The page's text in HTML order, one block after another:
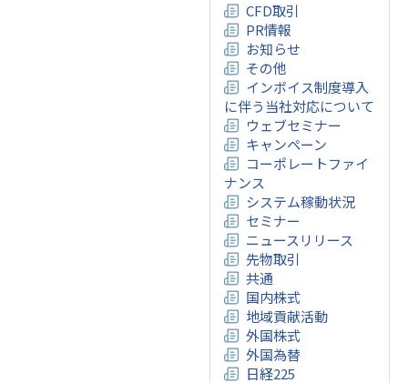
CFD取引
PR情報
お知らせ
その他
インボイス制度導入
に伴う当社対応について
ウェブセミナー
キャンペーン
コーポレートファイ
ナンス
システム稼動状況
セミナー
ニュースリリース
先物取引
共通
国内株式
地域貢献活動
外国株式
外国為替
日経225